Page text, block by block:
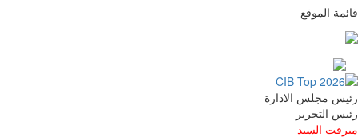
قائمة الموقع
رئيس مجلس الادارة
رئيس التحرير
ميرفت السيد